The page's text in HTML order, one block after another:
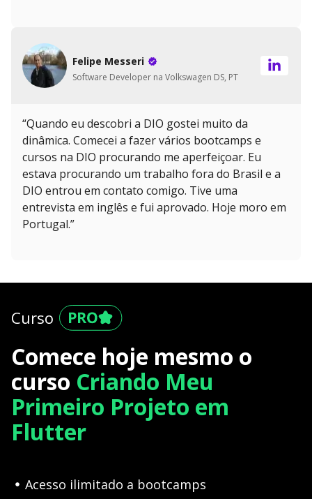
Felipe Messeri
Software Developer na Volkswagen DS, PT
“Quando eu descobri a DIO gostei muito da
dinâmica. Comecei a fazer vários bootcamps e
cursos na DIO procurando me aperfeiçoar. Eu
estava procurando um trabalho fora do Brasil e a
DIO entrou em contato comigo. Tive uma
entrevista em inglês e fui aprovado. Hoje moro em
Portugal.”
Curso
Comece hoje mesmo o
curso Criando Meu
Primeiro Projeto em
Flutter
Acesso ilimitado a bootcamps